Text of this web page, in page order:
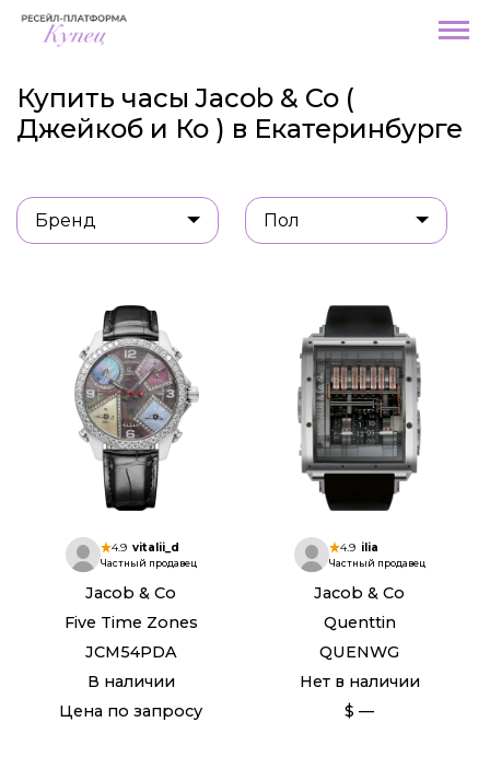
Купить часы Jacob & Co (
Джейкоб и Ко ) в Екатеринбурге
Бренд Пол
4.9 vitalii_d
Частный продавец
Jacob & Co
Five Time Zones
JCM54PDA
В наличии
Цена по запросу
4.9 ilia
Частный продавец
Jacob & Co
Quenttin
QUENWG
Нет в наличии
$ —